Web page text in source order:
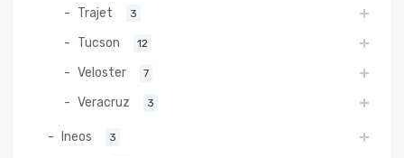
Trajet 3
Tucson 12
Veloster 7
Veracruz 3
Ineos 3